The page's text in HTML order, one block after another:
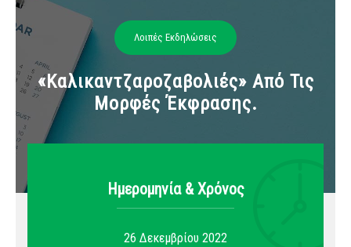
Λοιπές Εκδηλώσεις
«Καλικαντζαροζαβολιές» Από Τις
Μορφές Έκφρασης.
Ημερομηνία & Xρόνος
26 Δεκεμβρίου 2022